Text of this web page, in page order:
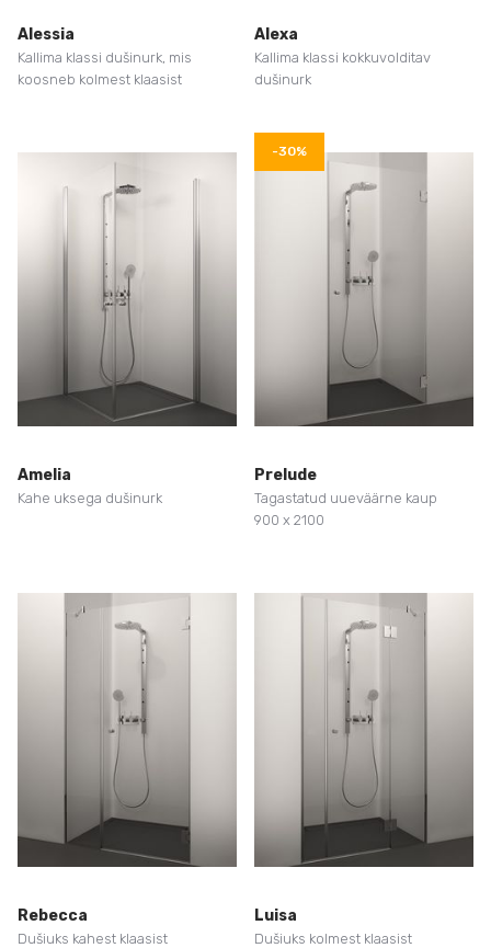
Alessia
Kallima klassi dušinurk, mis
koosneb kolmest klaasist
Alexa
Kallima klassi kokkuvolditav
dušinurk
Amelia
Kahe uksega dušinurk
-30%
Prelude
Tagastatud uueväärne kaup
900 x 2100
Rebecca
Dušiuks kahest klaasist
Luisa
Dušiuks kolmest klaasist